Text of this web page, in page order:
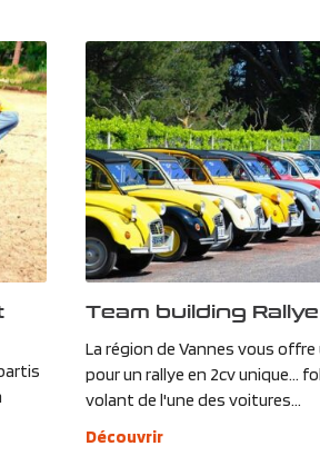
Team building
La région de Vannes vous
pour un rallye en 2cv unique…
volant de l'une des voitures...
Découvrir